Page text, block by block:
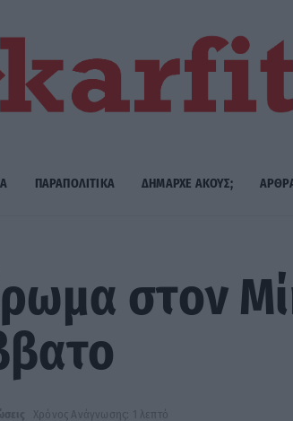
ΠΑΡΑΠΟΛΙΤΙΚΑ ΔΗΜΑΡΧE ΑΚΟΥΣ;
στον
Χρόνος Ανάγνωσης: 1 λεπτό